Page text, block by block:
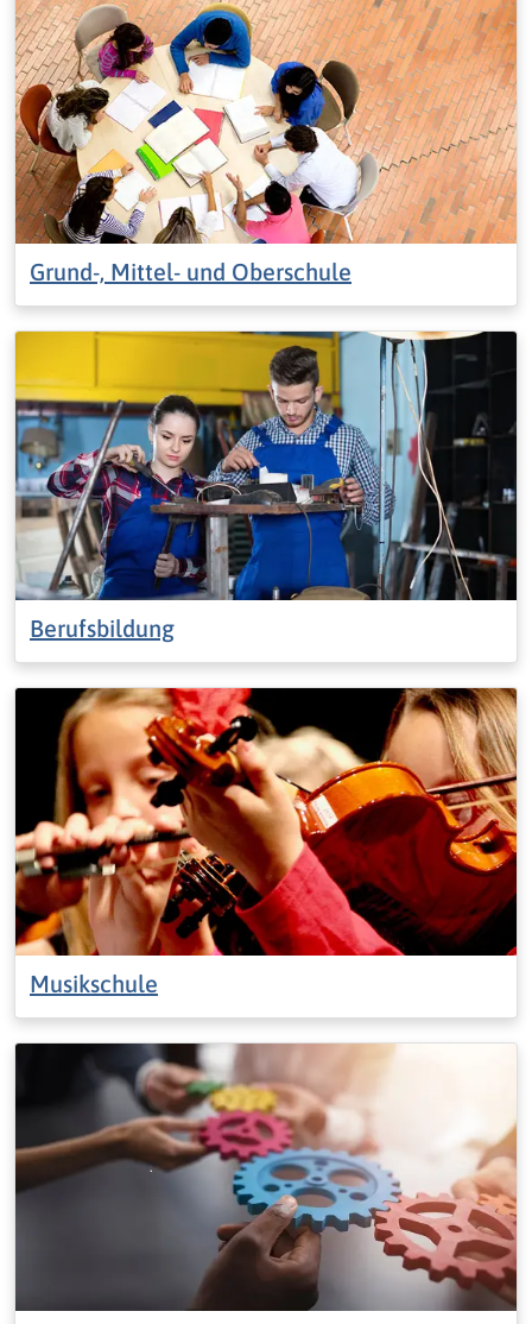
Grund-, Mittel- und Oberschule
Berufsbildung
Musikschule